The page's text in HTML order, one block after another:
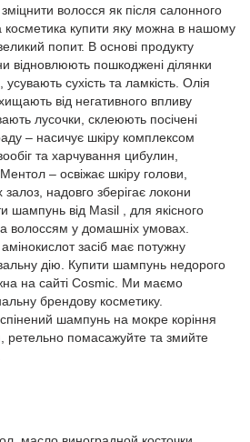
волосся як після салонного
косметика купити яку можна в нашому
попит. В основі продукту
відновлюють пошкоджені ділянки
сухість та ламкість. Олія
від негативного впливу
лусочки, склеюють посічені
– насичує шкіру комплексом
та харчування цибулин,
– освіжає шкіру голови,
надовго зберігає локони
шампунь від Masil , для якісного
волоссям у домашніх умовах.
засіб має потужну
дію. Купити шампунь недорого
на сайті Cosmic. Ми маємо
брендову косметику.
шампунь на мокре коріння
ретельно помасажуйте та змийте